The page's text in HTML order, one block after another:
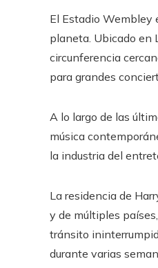
El Estadio Wembley
planeta. Ubicado en
circunferencia
para grandes
A lo largo de las
música
la industria del
La residencia de
y de múltiples
tránsito
durante varias